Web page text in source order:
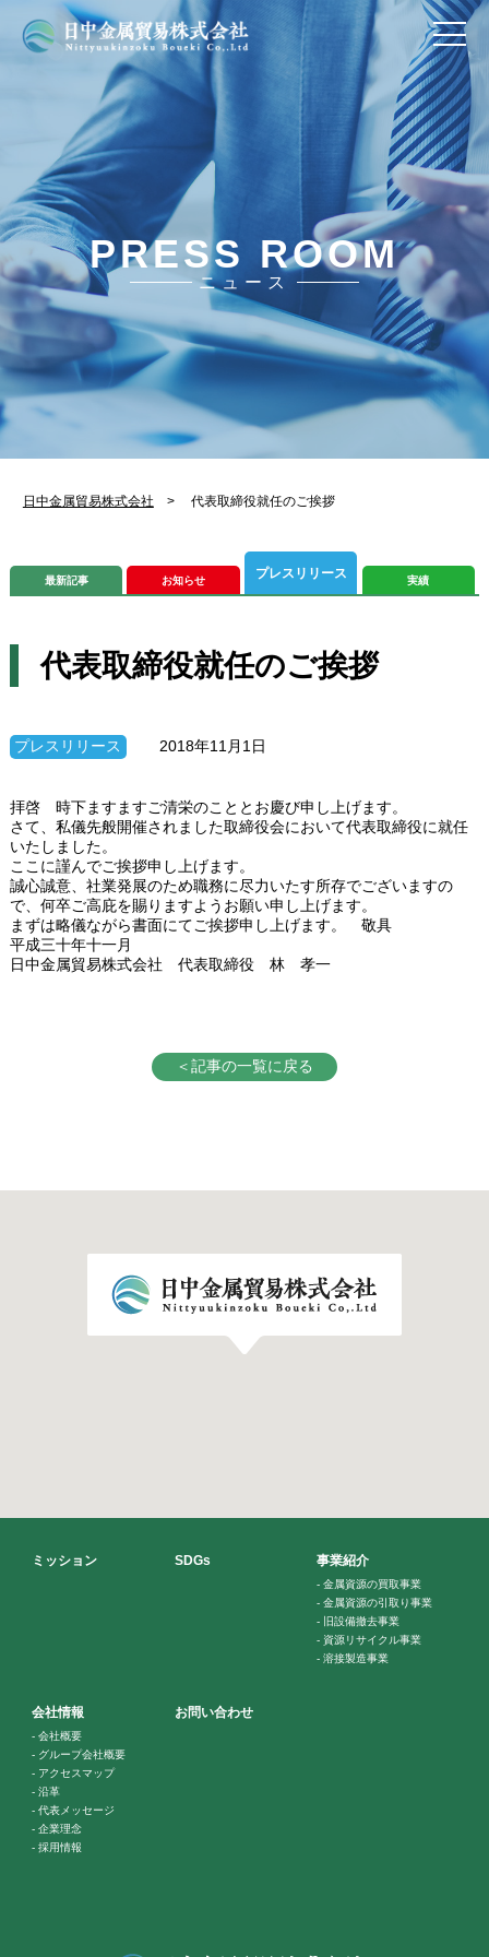
PRESS ROOM
ニュース
日中金属貿易株式会社 > 代表取締役就任のご挨拶
最新記事 お知らせ プレスリリース 実績
代表取締役就任のご挨拶
プレスリリース 2018年11月1日
拝啓 時下ますますご清栄のこととお慶び申し上げます。
さて、私儀先般開催されました取締役会において代表取締役に就任
いたしました。
ここに謹んでご挨拶申し上げます。
誠心誠意、社業発展のため職務に尽力いたす所存でございますの
で、何卒ご高庇を賜りますようお願い申し上げます。
まずは略儀ながら書面にてご挨拶申し上げます。 敬具
平成三十年十一月
日中金属貿易株式会社 代表取締役 林 孝一
＜記事の一覧に戻る
ミッション SDGs 事業紹介
-金属資源の買取事業
-金属資源の引取り事業
-
旧設備撤去事業
- 資源リサイクル事業
-溶接製造事業
会社情報
- 会社概要
- グループ会社概要
- アクセスマップ
- 沿革
- 代表メッセージ
- 企業理念
- 採用情報
お問い合わせ